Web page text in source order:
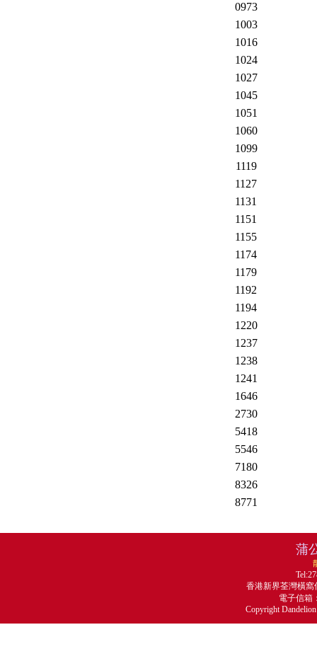
0973
1003
1016
1024
1027
1045
1051
1060
1099
1119
1127
1131
1151
1155
1174
1179
1192
1194
1220
1237
1238
1241
1646
2730
5418
5546
7180
8326
8771
蒲
香港新界荃灣橫窩
電子信箱
Copyright